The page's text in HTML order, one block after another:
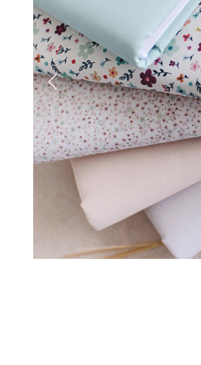
Previous